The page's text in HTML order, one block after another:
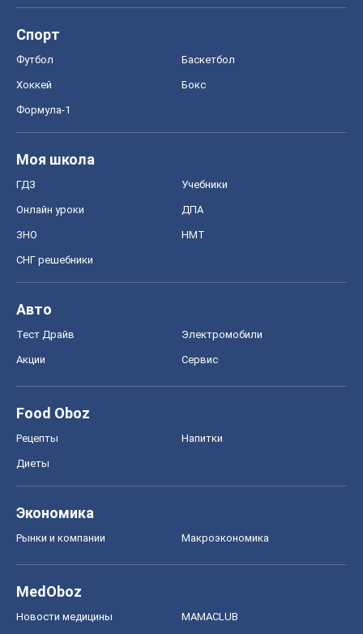
Спорт
Футбол Баскетбол
Хоккей Бокс
Формула-1
Моя школа
ГДЗ Учебники
Онлайн уроки ДПА
ЗНО НМТ
СНГ решебники
Авто
Тест Драйв Электромобили
Акции Сервис
Food Oboz
Рецепты Напитки
Диеты
Экономика
Рынки и компании Mакроэкономика
MedOboz
Новости медицины MAMACLUB